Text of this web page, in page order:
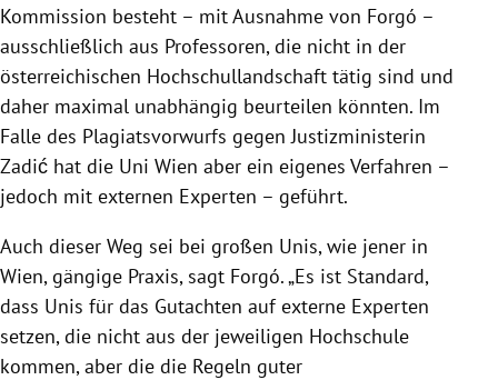
Kommission besteht – mit Ausnahme von Forgó –
ausschließlich aus Professoren, die nicht in der
österreichischen Hochschullandschaft tätig sind und
daher maximal unabhängig beurteilen könnten. Im
Falle des Plagiatsvorwurfs gegen Justizministerin
Zadić hat die Uni Wien aber ein eigenes Verfahren –
jedoch mit externen Experten – geführt.
Auch dieser Weg sei bei großen Unis, wie jener in
Wien, gängige Praxis, sagt Forgó. „Es ist Standard,
dass Unis für das Gutachten auf externe Experten
setzen, die nicht aus der jeweiligen Hochschule
kommen, aber die die Regeln guter